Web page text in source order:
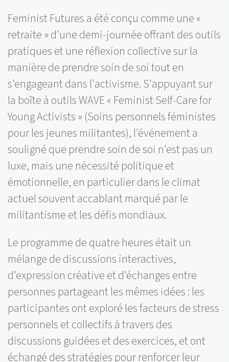
Feminist Futures a été conçu comme une «
retraite » d'une demi-journée offrant des outils
pratiques et une réflexion collective sur la
manière de prendre soin de soi tout en
s'engageant dans l'activisme. S'appuyant sur
la boîte à outils WAVE « Feminist Self-Care for
Young Activists » (Soins personnels féministes
pour les jeunes militantes), l'événement a
souligné que prendre soin de soi n'est pas un
luxe, mais une nécessité politique et
émotionnelle, en particulier dans le climat
actuel souvent accablant marqué par le
militantisme et les défis mondiaux.
Le programme de quatre heures était un
mélange de discussions interactives,
d'expression créative et d'échanges entre
personnes partageant les mêmes idées : les
participantes ont exploré les facteurs de stress
personnels et collectifs à travers des
discussions guidées et des exercices, et ont
échangé des stratégies pour renforcer leur